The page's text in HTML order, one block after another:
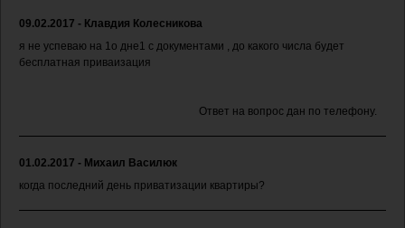
09.02.2017 - Клавдия Колесникова
я не успеваю на 1о дне1 с документами , до какого числа будет
бесплатная приваизация
Ответ на вопрос дан по телефону.
01.02.2017 - Михаил Василюк
когда последний день приватизации квартиры?